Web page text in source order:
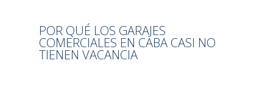
POR QUÉ LOS GARAJES
COMERCIALES EN CABA CASI NO
TIENEN VACANCIA